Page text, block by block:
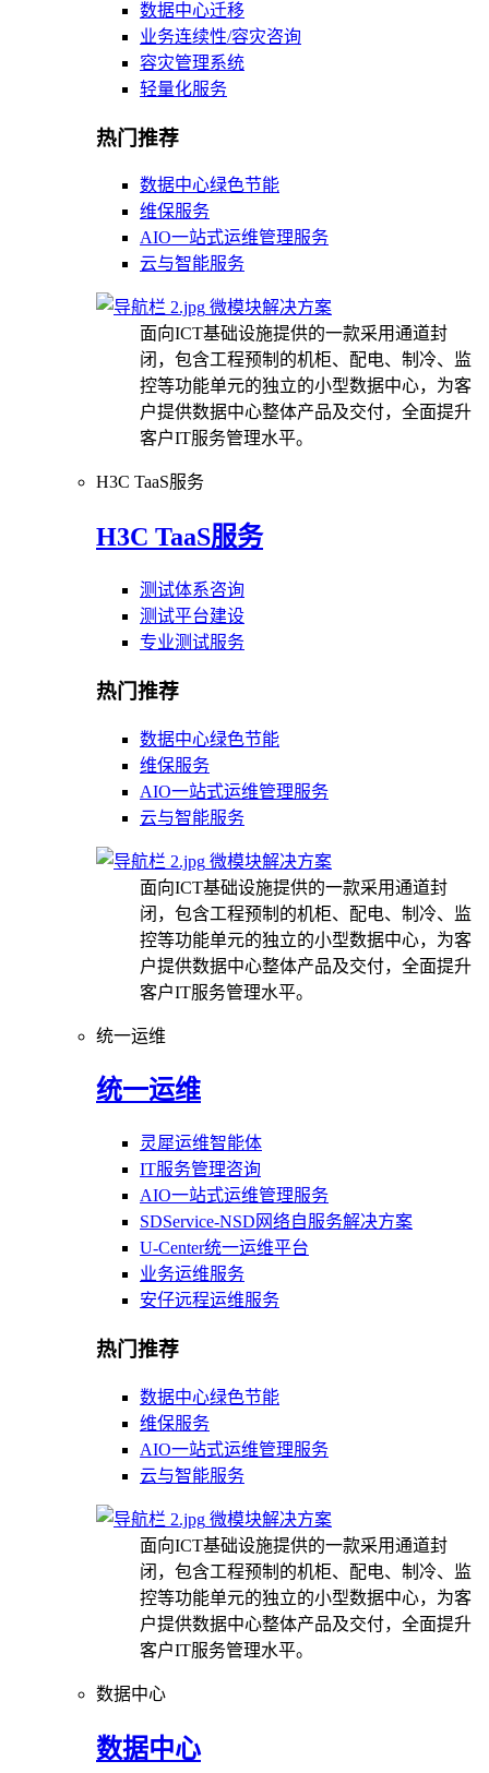
数据中心迁移
业务连续性/容灾咨询
容灾管理系统
轻量化服务
热门推荐
数据中心绿色节能
维保服务
AIO一站式运维管理服务
云与智能服务
微模块解决方案
面向ICT基础设施提供的一款采用通道封
闭，包含工程预制的机柜、配电、制冷、监
控等功能单元的独立的小型数据中心，为客
户提供数据中心整体产品及交付，全面提升
客户IT服务管理水平。
H3C TaaS服务
H3C TaaS服务
测试体系咨询
测试平台建设
专业测试服务
热门推荐
数据中心绿色节能
维保服务
AIO一站式运维管理服务
云与智能服务
微模块解决方案
面向ICT基础设施提供的一款采用通道封
闭，包含工程预制的机柜、配电、制冷、监
控等功能单元的独立的小型数据中心，为客
户提供数据中心整体产品及交付，全面提升
客户IT服务管理水平。
统一运维
统一运维
灵犀运维智能体
IT服务管理咨询
AIO一站式运维管理服务
SDService-NSD网络自服务解决方案
U-Center统一运维平台
业务运维服务
安仔远程运维服务
热门推荐
数据中心绿色节能
维保服务
AIO一站式运维管理服务
云与智能服务
微模块解决方案
面向ICT基础设施提供的一款采用通道封
闭，包含工程预制的机柜、配电、制冷、监
控等功能单元的独立的小型数据中心，为客
户提供数据中心整体产品及交付，全面提升
客户IT服务管理水平。
数据中心
数据中心